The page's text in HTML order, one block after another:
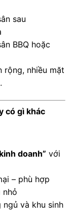
sau
BBQ hoặc
rộng, nhiều mặt
có gì khác
doanh” với
– phù hợp
nhỏ
và khu sinh